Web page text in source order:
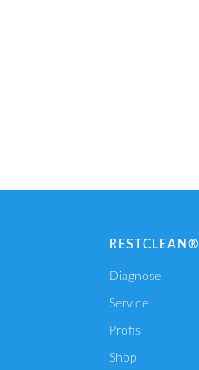
RESTCLEAN®
Diagnose
Service
Profis
Shop